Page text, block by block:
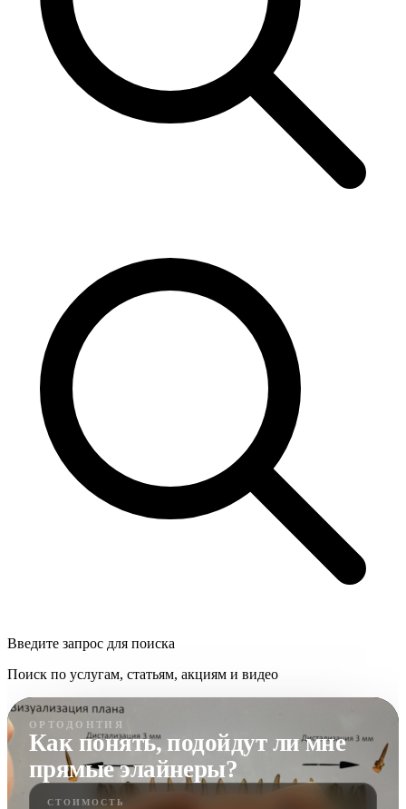
Введите запрос для поиска
Поиск по услугам, статьям, акциям и видео
ОРТОДОНТИЯ
Как понять, подойдут ли мне
прямые элайнеры?
СТОИМОСТЬ